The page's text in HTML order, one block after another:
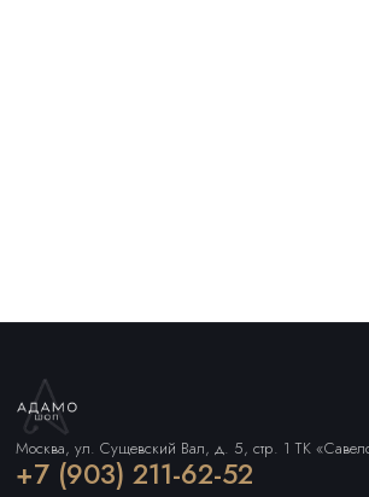
Москва, ул. Сущевский Вал, д. 5, стр. 1 ТК
+7 (903) 211-62-52